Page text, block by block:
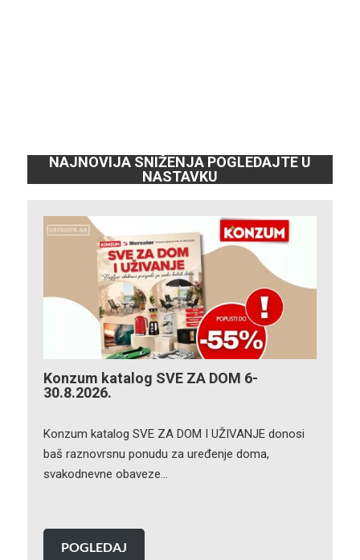
NAJNOVIJA SNIŽENJA POGLEDAJTE U
NASTAVKU
Konzum katalog SVE ZA DOM 6-
30.8.2026.
Konzum katalog SVE ZA DOM I UŽIVANJE donosi
baš raznovrsnu ponudu za uređenje doma,
svakodnevne obaveze…
POGLEDAJ